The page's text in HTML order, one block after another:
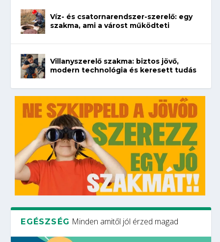
Víz- és csatornarendszer-szerelő: egy
szakma, ami a várost működteti
Villanyszerelő szakma: biztos jövő,
modern technológia és keresett tudás
EGÉSZSÉG Minden amitől jól érzed magad